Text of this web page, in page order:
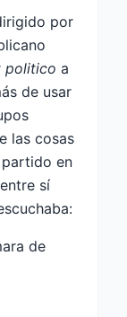
por
politico a
de usar
las cosas
en
sí
de